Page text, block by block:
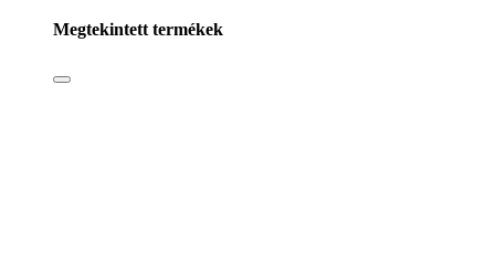
Megtekintett termékek